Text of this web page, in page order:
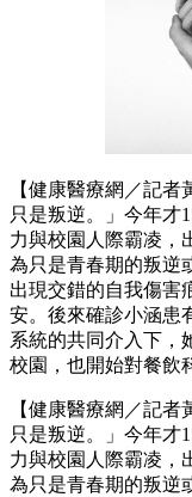
【健康醫療網／記
只是叛逆。」今年才
力與校園人際霸凌，
為只是青春期的叛逆
出現交錯的自我傷害
安。後來確診小涵患
系統的共同介入下，
校園，也開始對餐飲
【健康醫療網／記
只是叛逆。」今年才
力與校園人際霸凌，
為只是青春期的叛逆